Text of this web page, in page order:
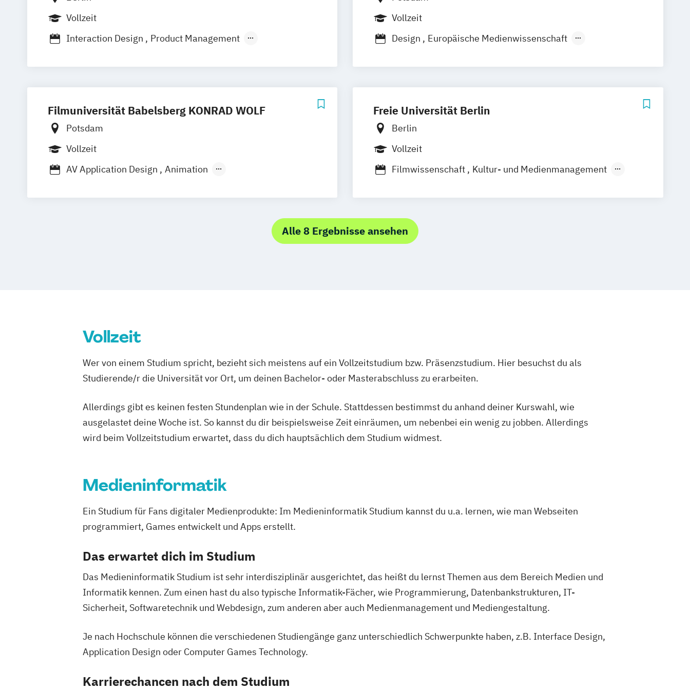
Wirtschaftspsychologie
Wirtschaftspsychologie mit Schwerpunkt Digitalisierung
Vollzeit
Interaction Design
Product Management
Vollzeit
Design
Europäische Medienwissenschaft
Produktdesign
Filmuniversität Babelsberg KONRAD WOLF
Potsdam
Vollzeit
AV Application Design
Animation
Cinematography Cinematography (Meisterschüler)
Szenografie
Szenografie (Meisterschüler)
Szenografie/Production
Freie Universität Berlin
Berlin
Vollzeit
Filmwissenschaft
Kultur- und Medienmanagement
Medieninformatik
Visual and Media Anthropology
Alle 8 Ergebnisse ansehen
Vollzeit
Wer von einem Studium spricht, bezieht sich meistens auf ein Vollzeitstudium bzw. Präsenzstudium. Hier besuchst du als
Studierende/r die Universität vor Ort, um deinen Bachelor- oder Masterabschluss zu erarbeiten.
Allerdings gibt es keinen festen Stundenplan wie in der Schule. Stattdessen bestimmst du anhand deiner Kurswahl, wie
ausgelastet deine Woche ist. So kannst du dir beispielsweise Zeit einräumen, um nebenbei ein wenig zu jobben. Allerdings
wird beim Vollzeitstudium erwartet, dass du dich hauptsächlich dem Studium widmest.
Medieninformatik
Ein Studium für Fans digitaler Medienprodukte: Im Medieninformatik Studium kannst du u.a. lernen, wie man Webseiten
programmiert, Games entwickelt und Apps erstellt.
Das erwartet dich im Studium
Das Medieninformatik Studium ist sehr interdisziplinär ausgerichtet, das heißt du lernst Themen aus dem Bereich Medien und
Informatik kennen. Zum einen hast du also typische Informatik-Fächer, wie Programmierung, Datenbankstrukturen, IT-
Sicherheit, Softwaretechnik und Webdesign, zum anderen aber auch Medienmanagement und Mediengestaltung.
Je nach Hochschule können die verschiedenen Studiengänge ganz unterschiedlich Schwerpunkte haben, z.B. Interface Design,
Application Design oder Computer Games Technology.
Karrierechancen nach dem Studium